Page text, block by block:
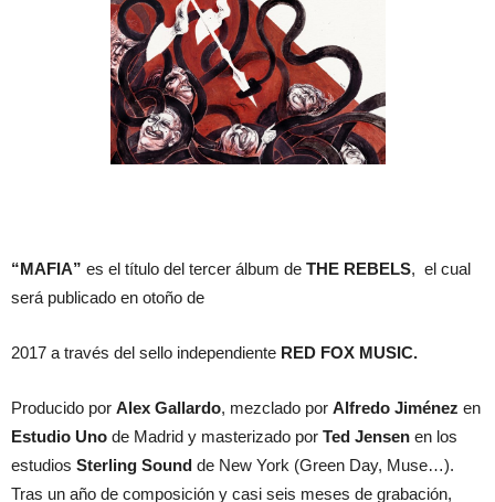
“MAFIA” es el título del tercer álbum de THE REBELS, el cual
será publicado en otoño de
2017 a través del sello independiente RED FOX MUSIC.
Producido por Alex Gallardo, mezclado por Alfredo Jiménez en
Estudio Uno de Madrid y masterizado por Ted Jensen en los
estudios Sterling Sound de New York (Green Day, Muse…).
Tras un año de composición y casi seis meses de grabación,